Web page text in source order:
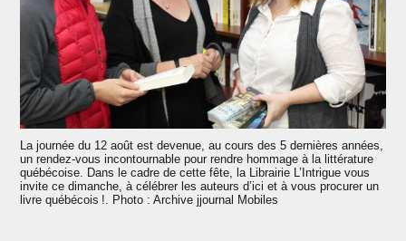
La journée du 12 août est devenue, au cours des 5 dernières années,
un rendez-vous incontournable pour rendre hommage à la littérature
québécoise. Dans le cadre de cette fête, la Librairie L’Intrigue vous
invite ce dimanche, à célébrer les auteurs d’ici et à vous procurer un
livre québécois !. Photo : Archive jjournal Mobiles